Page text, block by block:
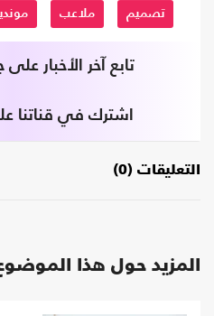
تصميم ملاعب
تابع آخر الأخبار
اشترك في قناتنا
التعليقات (0)
المزيد حول هذا